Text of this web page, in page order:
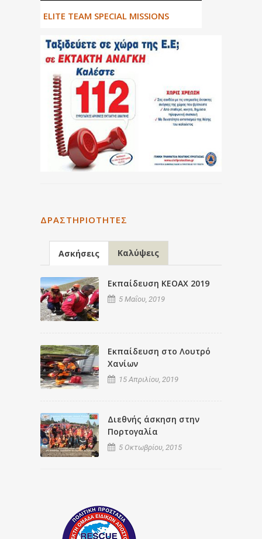
ΕLITE TEAM SPECIAL MISSIONS
ΔΡΑΣΤΗΡΙΌΤΗΤΕΣ
Ασκήσεις Καλύψεις
Εκπαίδευση ΚΕΟΑΧ 2019
5 Μαΐου, 2019
Εκπαίδευση στο Λουτρό
Χανίων
15 Απριλίου, 2019
Διεθνής άσκηση στην
Πορτογαλία
5 Οκτωβρίου, 2015